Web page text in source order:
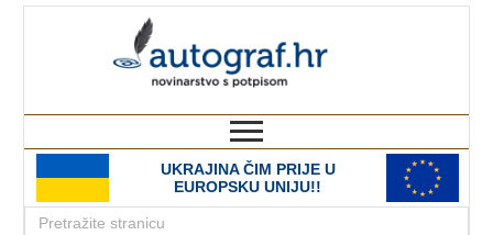
UKRAJINA ČIM PRIJE U
EUROPSKU UNIJU!!